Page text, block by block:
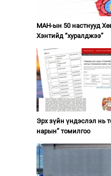
МАН-ын 50 настнууд
Хэнтийд “хуралджээ”
Эрх зүйн үндэслэл нь
нарын” томилгоо